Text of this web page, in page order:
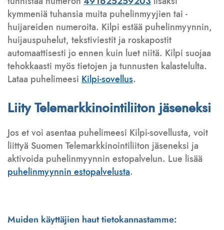
kymmeniä tuhansia muita puhelinmyyjien tai -
huijareiden numeroita. Kilpi estää puhelinmyynnin,
huijauspuhelut, tekstiviestit ja roskapostit
automaattisesti jo ennen kuin luet niitä. Kilpi suojaa
tehokkaasti myös tietojen ja tunnusten kalastelulta.
Lataa puhelimeesi Kilpi-sovellus.
Liity Telemarkkinointiliiton jäseneksi
Jos et voi asentaa puhelimeesi Kilpi-sovellusta, voit
liittyä Suomen Telemarkkinointiliiton jäseneksi ja
aktivoida puhelinmyynnin estopalvelun. Lue lisää
puhelinmyynnin estopalvelusta.
Muiden käyttäjien haut tietokannastamme: